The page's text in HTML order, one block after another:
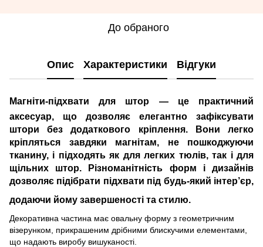
До обраного
Опис Характеристики Відгуки
Магніти-підхвати для штор — це практичний
аксесуар, що дозволяє елегантно зафіксувати
штори без додаткового кріплення. Вони легко
кріпляться завдяки магнітам, не пошкоджуючи
тканину, і підходять як для легких тюлів, так і для
щільних штор. Різноманітність форм і дизайнів
дозволяє підібрати підхвати під будь-який інтер’єр,
додаючи йому завершеності та стилю.
Декоративна частина має овальну форму з геометричним
візерунком, прикрашеним дрібними блискучими елементами,
що надають виробу вишуканості.